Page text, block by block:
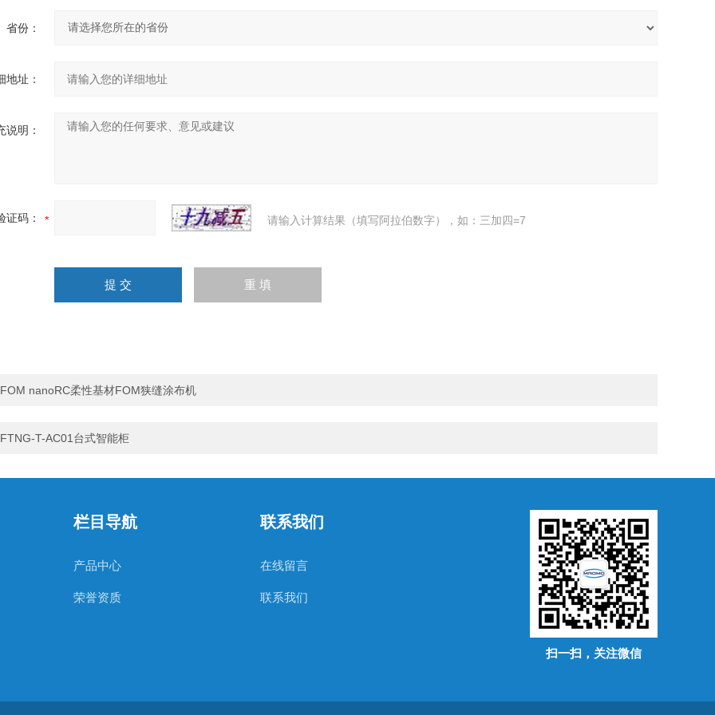
省份：
地址：
说明：
证码： 请输入计算结果（填写阿拉伯数字），如：三加四=7
FOM nanoRC柔性基材FOM狭缝涂布机
FTNG-T-AC01台式智能柜
栏目导航
产品中心
荣誉资质
联系我们
在线留言
联系我们
扫一扫，关注微信